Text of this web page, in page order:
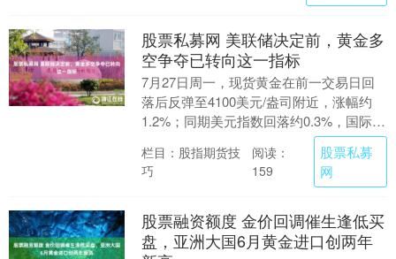
股票私募网 美联储决定前，黄金多
空争夺已转向这一指标
7月27日周一，现货黄金在前一交易日回
落后反弹至4100美元/盎司附近，涨幅约
1.2%；同期美元指数回落约0.3%，国际油
价下跌超过5%股票私募网，利率期货显
示....
栏目：股指期货技
巧
阅读：
159
股票私募
网
股票融资额度 金价回调催生逢低买
盘，亚洲大国6月黄金进口创两年